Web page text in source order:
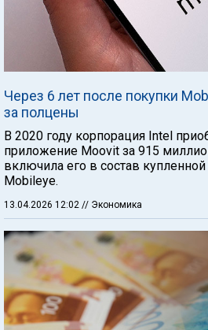
Через 6 лет после покупки
за полцены
В 2020 году корпорация Intel
приложение Moovit за 915
включила его в состав
Mobileye.
13.04.2026 12:02 // Экономика